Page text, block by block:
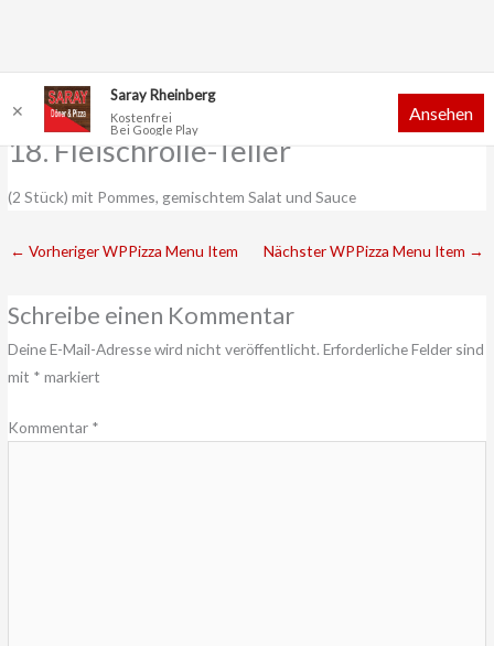
Inhalt
18. Fleischrolle-Teller
(2 Stück) mit Pommes, gemischtem Salat und Sauce
← Vorheriger WPPizza Menu Item Nächster WPPizza Menu Item →
Schreibe einen Kommentar
Deine E-Mail-Adresse wird nicht veröffentlicht. Erforderliche Felder sind
mit * markiert
Kommentar *
✕
Saray Rheinberg
Kostenfrei
Bei Google Play
Ansehen